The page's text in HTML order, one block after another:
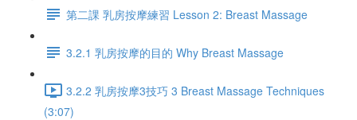
第二課 乳房按摩練習 Lesson 2: Breast Massage
3.2.1 乳房按摩的目的 Why Breast Massage
3.2.2 乳房按摩3技巧 3 Breast Massage Techniques
(3:07)